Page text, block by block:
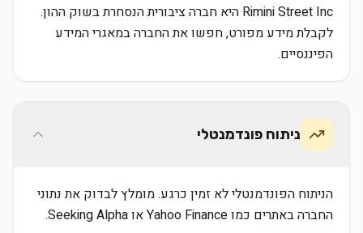
Rimini Street Inc היא חברה ציבורית הנסחרת בשוק ההון.
לקבלת מידע מפורט, חפשו את החברה במאגרי המידע
הפיננסיים.
ניתוח פונדמנטלי
הניתוח הפונדמנטלי לא זמין כרגע. מומלץ לבדוק את נתוני
החברה באתרים כמו Yahoo Finance או Seeking Alpha.